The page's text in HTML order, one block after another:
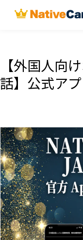
【外国人向
話】公式ア